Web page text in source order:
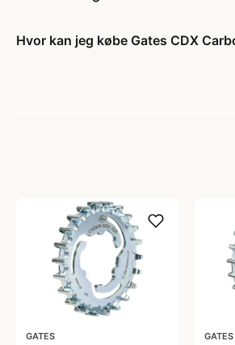
Hvor kan jeg købe Gates CDX
GATES GATES